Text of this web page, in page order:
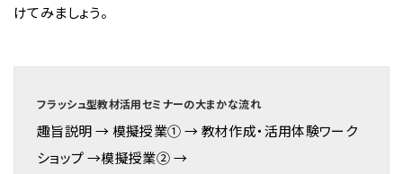
けてみましょう。
フラッシュ型教材活用セミナーの大まかな流れ
趣旨説明 → 模擬授業① → 教材作成・活用体験ワーク
ショップ →模擬授業② →